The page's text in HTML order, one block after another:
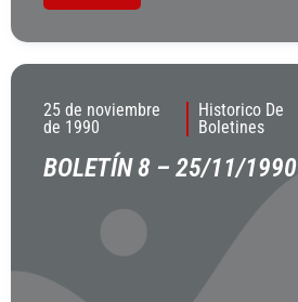
25 de noviembre
de 1990
Historico De
Boletines
BOLETÍN 8 – 25/11/1990